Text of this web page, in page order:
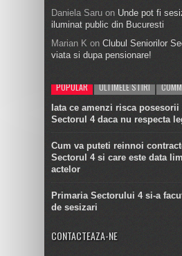
Daniela Saru on Unde pot fi
iluminat public din Bucuresti
Marian K on Clubul Seniorilor
viata si dupa pensionare!
POPULAR ULTIMELE STIRI
Iata ce amenzi risca
Sectorul 4 daca nu respecta
Cum va puteti reinnoi
Sectorul 4 si care este data
actelor
Primaria Sectorului 4 si-a
de sesizari
CONTACTEAZA-NE